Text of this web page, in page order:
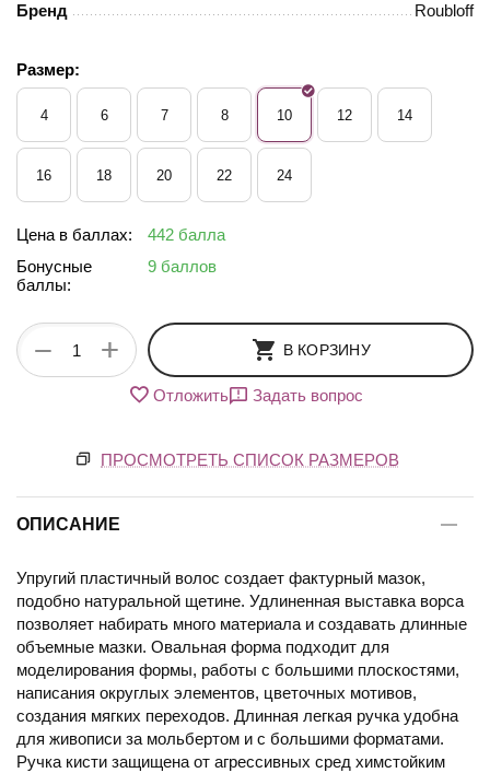
Бренд Roubloff
Размер:
4 6 7 8 10 12 14
16 18 20 22 24
Цена в баллах:
442 балла
Бонусные
баллы:
9 баллов
+
− В КОРЗИНУ
Отложить Задать вопрос
ПРОСМОТРЕТЬ СПИСОК РАЗМЕРОВ
ОПИСАНИЕ
Упругий пластичный волос создает фактурный мазок,
подобно натуральной щетине. Удлиненная выставка ворса
позволяет набирать много материала и создавать длинные
объемные мазки. Овальная форма подходит для
моделирования формы, работы с большими плоскостями,
написания округлых элементов, цветочных мотивов,
создания мягких переходов. Длинная легкая ручка удобна
для живописи за мольбертом и с большими форматами.
Ручка кисти защищена от агрессивных сред химстойким